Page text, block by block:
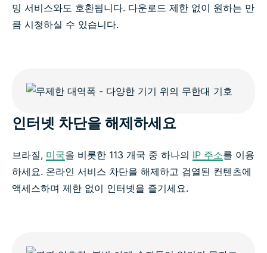
밍 서비스와도 호환됩니다. 다운로드 제한 없이 원하는 만
큼 시청하실 수 있습니다.
인터넷 차단을 해제하세요
브라질, 미국을 비롯한 113 개국 중 하나의 IP 주소를 이용
하세요. 온라인 서비스 차단을 해제하고 검열된 컨텐츠에
액세스하며 제한 없이 인터넷을 즐기세요.